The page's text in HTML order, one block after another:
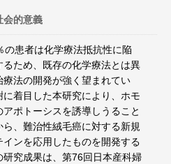
会的意義
患者は化学療法抵抗性に陥
るため、既存の化学療法とは異
法の開発が強く望まれてい
着目した本研究により、ホモ
ポトーシスを誘導しうること
、難治性絨毛癌に対する新規
ンを応用したものを開発する
究成果は、第76回日本産科婦